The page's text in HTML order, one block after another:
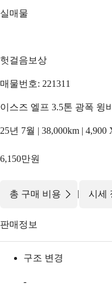
실매물
헛걸음보상
매물번호: 221311
이스즈 엘프 3.5톤 광폭 윙
25년 7월 | 38,000km |
6,150만원
총 구매 비용 | 시세
판매정보
구조 변경
-